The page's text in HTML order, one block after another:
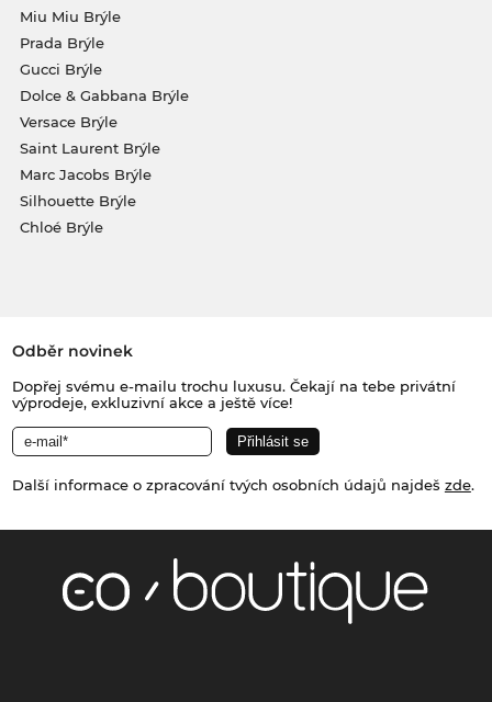
Miu Miu Brýle
Prada Brýle
Gucci Brýle
Dolce & Gabbana Brýle
Versace Brýle
Saint Laurent Brýle
Marc Jacobs Brýle
Silhouette Brýle
Chloé Brýle
Odběr novinek
Dopřej svému e-mailu trochu luxusu. Čekají na tebe privátní
výprodeje, exkluzivní akce a ještě více!
Další informace o zpracování tvých osobních údajů najdeš zde.